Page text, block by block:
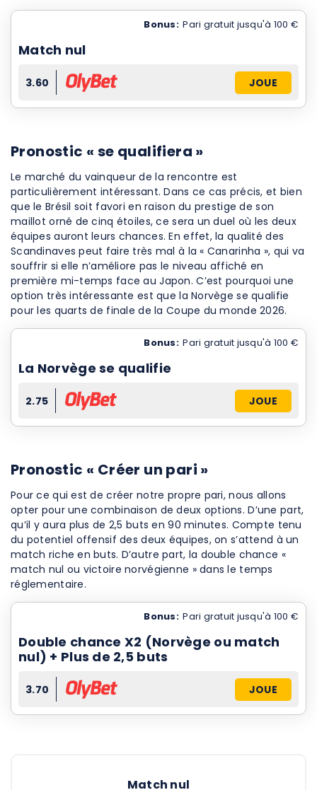
Bonus: Pari gratuit jusqu'à 100 €
Match nul
3.60 JOUE
Pronostic « se qualifiera »
Le marché du vainqueur de la rencontre est
particulièrement intéressant. Dans ce cas précis, et bien
que le Brésil soit favori en raison du prestige de son
maillot orné de cinq étoiles, ce sera un duel où les deux
équipes auront leurs chances. En effet, la qualité des
Scandinaves peut faire très mal à la « Canarinha », qui va
souffrir si elle n’améliore pas le niveau affiché en
première mi-temps face au Japon. C’est pourquoi une
option très intéressante est que la Norvège se qualifie
pour les quarts de finale de la Coupe du monde 2026.
Bonus: Pari gratuit jusqu'à 100 €
La Norvège se qualifie
2.75 JOUE
Pronostic « Créer un pari »
Pour ce qui est de créer notre propre pari, nous allons
opter pour une combinaison de deux options. D’une part,
qu’il y aura plus de 2,5 buts en 90 minutes. Compte tenu
du potentiel offensif des deux équipes, on s’attend à un
match riche en buts. D’autre part, la double chance «
match nul ou victoire norvégienne » dans le temps
réglementaire.
Bonus: Pari gratuit jusqu'à 100 €
Double chance X2 (Norvège ou match
nul) + Plus de 2,5 buts
3.70 JOUE
Match nul